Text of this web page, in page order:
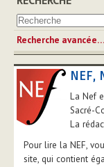
Recherche avancée…
NEF,
La Nef
Sacré-
La
Pour lire la NEF,
site, qui contient